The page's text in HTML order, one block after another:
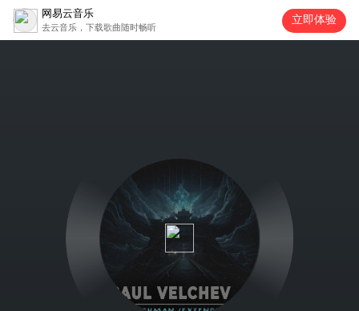
网易云音乐
去云音乐，下载歌曲随时畅听
立即体验